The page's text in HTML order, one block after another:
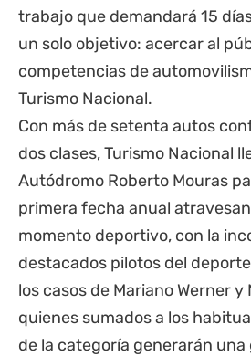
trabajo que demandará 15
un solo objetivo: acercar al
competencias de
Turismo Nacional.
Con más de setenta autos
dos clases, Turismo Nacional
Autódromo Roberto Mouras
primera fecha anual
momento deportivo, con la
destacados pilotos del
los casos de Mariano Werner
quienes sumados a los
de la categoría generarán